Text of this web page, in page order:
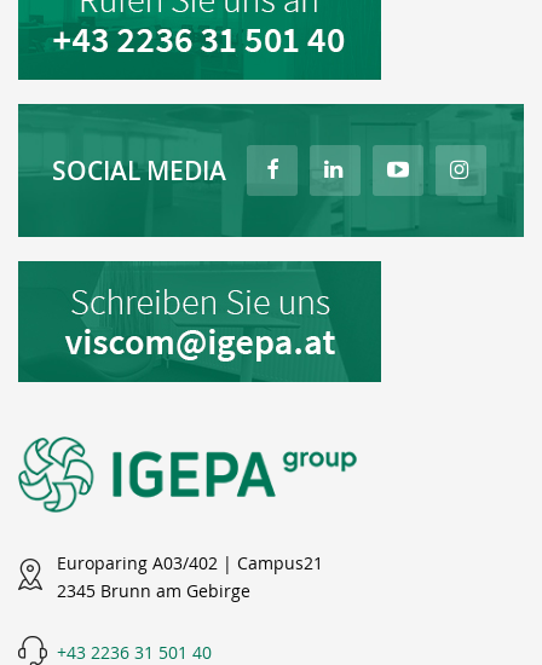
SOCIAL MEDIA
Europaring A03/402 | Campus21
2345 Brunn am Gebirge
+43 2236 31 501 40